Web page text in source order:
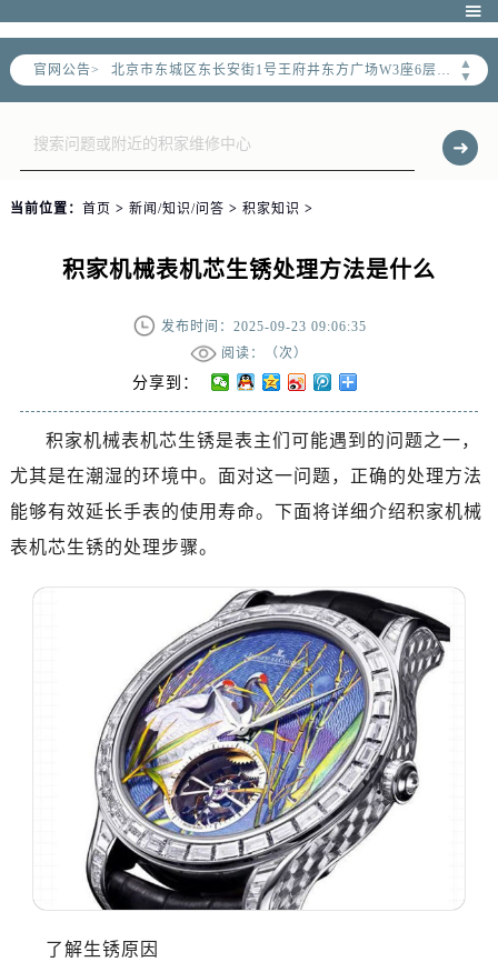

官网公告>
▲
▼
北京市朝阳区建国门外大街甲6号华熙国际中心D座11层1102室售后服务中心（需提前预约）
北京市东城区东长安街1号王府井东方广场W3座6层602室售后服务中心（需提前预约）
节假日正常营业！
当前位置： 首页 > 新闻/知识/问答 > 积家知识 >
积家机械表机芯生锈处理方法是什么
发布时间：2025-09-23 09:06:35
阅读：（次）
分享到：
积家机械表机芯生锈是表主们可能遇到的问题之一，
尤其是在潮湿的环境中。面对这一问题，正确的处理方法
能够有效延长手表的使用寿命。下面将详细介绍积家机械
表机芯生锈的处理步骤。
了解生锈原因